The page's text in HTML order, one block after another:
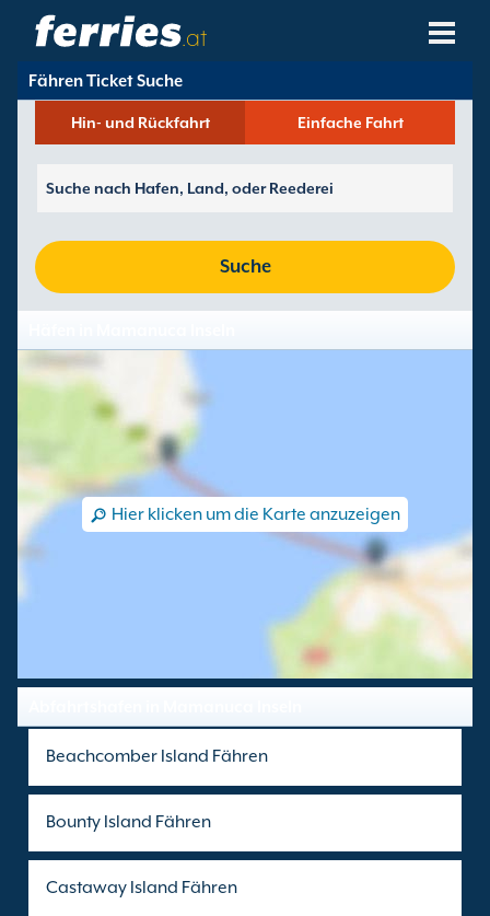
.at
Reedereien
Fährziele
Fährhäfen
Buchungen Verwalten
Fähren Ticket Suche
Hin- und Rückfahrt Einfache Fahrt
Suche
Hier klicken um die Karte anzuzeigen
Beachcomber Island Fähren
Bounty Island Fähren
Castaway Island Fähren